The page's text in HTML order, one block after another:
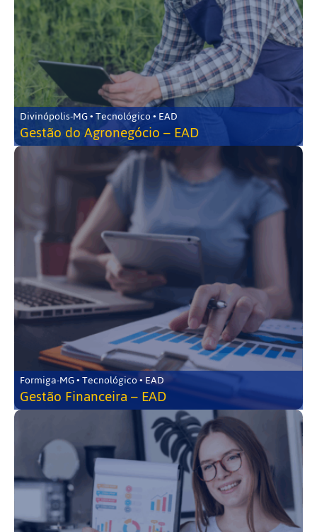
Divinópolis-MG • Tecnológico • EAD
Gestão do Agronegócio – EAD
Formiga-MG • Tecnológico • EAD
Gestão Financeira – EAD